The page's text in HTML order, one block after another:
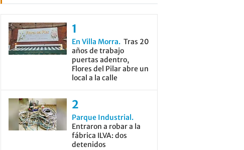
En Villa Morra
Tras 20
años de trabajo
puertas adentro,
Flores del Pilar abre un
local a la calle
Parque Industrial
Entraron a robar a la
fábrica ILVA: dos
detenidos